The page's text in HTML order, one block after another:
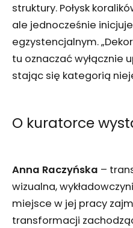
struktury. Połysk
ale jednocześnie
egzystencjalnym.
tu oznaczać wyłącznie
stając się kategorią
O kuratorce
Anna Raczyńska –
wizualna,
miejsce w jej pracy
transformacji